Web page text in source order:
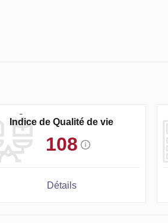
Indice de Qualité de vie
108
Détails